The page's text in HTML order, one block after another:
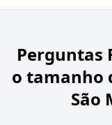
Perguntas
o tamanho
São